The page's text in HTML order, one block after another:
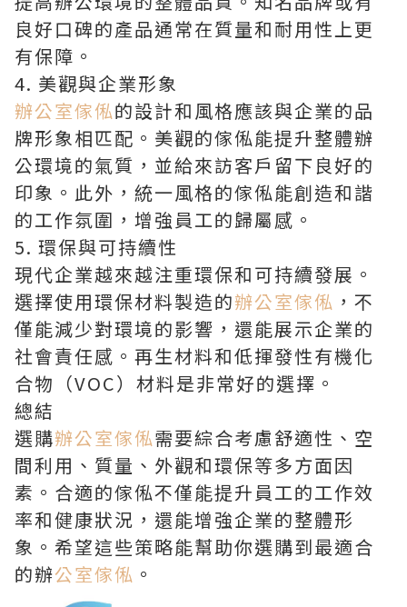
良好口碑的產品通常在質量和耐用性上更
有保障。
4. 美觀與企業形象
辦公室傢俬的設計和風格應該與企業的品
牌形象相匹配。美觀的傢俬能提升整體辦
公環境的氣質，並給來訪客戶留下良好的
印象。此外，統一風格的傢俬能創造和諧
的工作氛圍，增強員工的歸屬感。
5. 環保與可持續性
現代企業越來越注重環保和可持續發展。
選擇使用環保材料製造的辦公室傢俬 ，不
僅能減少對環境的影響，還能展示企業的
社會責任感。再生材料和低揮發性有機化
合物（VOC）材料是非常好的選擇。
總結
選購辦公室傢俬需要綜合考慮舒適性、空
間利用、質量、外觀和環保等多方面因
素。合適的傢俬不僅能提升員工的工作效
率和健康狀況，還能增強企業的整體形
象。希望這些策略能幫助你選購到最適合
的辦公室傢俬 。